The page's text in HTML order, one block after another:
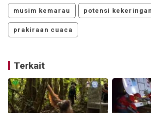
musim kemarau potensi kekeringan
prakiraan cuaca
Terkait